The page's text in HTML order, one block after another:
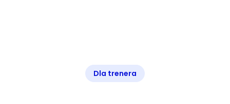
Dla trenera